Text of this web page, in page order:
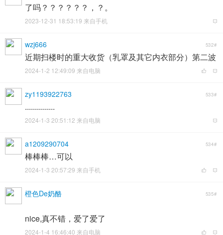
了吗？？？？？？，？。
2023-12-31 18:53:19 来自手机
wzj666 532#
近期扫楼时的重大收货（乳罩及其它内衣部分）第二波
2024-1-2 12:49:09 来自电脑
zy1193922763 533#
...............
2024-1-3 20:51:12 来自电脑
a1209290704 534#
棒棒棒…可以
2024-1-3 20:57:29 来自手机
橙色De奶酪 535#
nice,真不错，爱了爱了
2024-1-4 16:46:40 来自电脑